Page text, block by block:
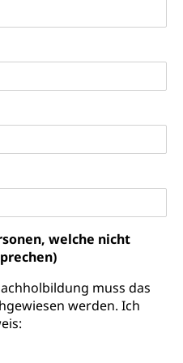
welche nicht
muss das
werden. Ich
Luzern Mobil
Seeschifffahrt,
Schwerverkehr,
LU, OW, NW,
vif
Tod,